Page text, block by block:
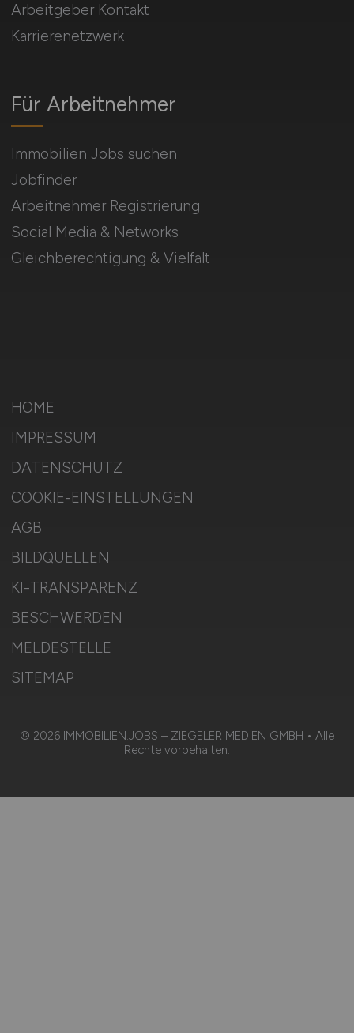
Für Arbeitnehmer
Immobilien Jobs suchen
Jobfinder
Arbeitnehmer Registrierung
Social Media & Networks
Gleichberechtigung & Vielfalt
Arbeitgeber Kontakt
Karrierenetzwerk
HOME
IMPRESSUM
DATENSCHUTZ
COOKIE-EINSTELLUNGEN
AGB
BILDQUELLEN
KI-TRANSPARENZ
BESCHWERDEN
MELDESTELLE
SITEMAP
© 2026 IMMOBILIEN.JOBS – ZIEGELER MEDIEN GMBH • Alle
Rechte vorbehalten.